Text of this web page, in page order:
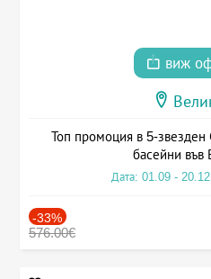
виж
Топ промоция в 5-
басейни във
Дата: 01.09 -
-33%
576.00€